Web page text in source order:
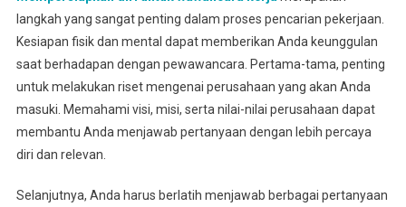
langkah yang sangat penting dalam proses pencarian pekerjaan.
Kesiapan fisik dan mental dapat memberikan Anda keunggulan
saat berhadapan dengan pewawancara. Pertama-tama, penting
untuk melakukan riset mengenai perusahaan yang akan Anda
masuki. Memahami visi, misi, serta nilai-nilai perusahaan dapat
membantu Anda menjawab pertanyaan dengan lebih percaya
diri dan relevan.
Selanjutnya, Anda harus berlatih menjawab berbagai pertanyaan